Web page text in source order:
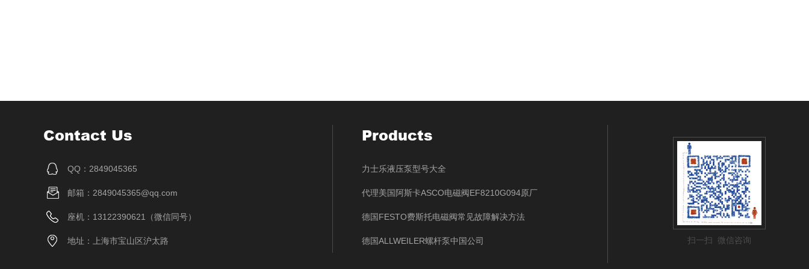
Contact Us
QQ：2849045365
邮箱：2849045365@qq.com
座机：13122390621（微信同号）
地址：上海市宝山区沪太路
Products
力士乐液压泵型号大全
代理美国阿斯卡ASCO电磁阀EF8210G094原厂
德国FESTO费斯托电磁阀常见故障解决方法
德国ALLWEILER螺杆泵中国公司 扫一扫 微信咨询